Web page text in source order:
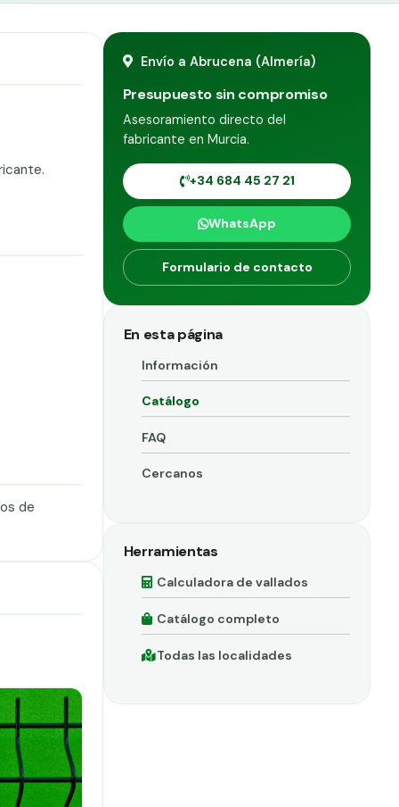
de
Envío a Abrucena (Almería)
Presupuesto sin compromiso
Asesoramiento directo del
fabricante en Murcia.
+34 684 45 27 21
WhatsApp
Formulario de contacto
En esta página
Información
Catálogo
FAQ
Cercanos
Herramientas
Calculadora de vallados
Catálogo completo
Todas las localidades